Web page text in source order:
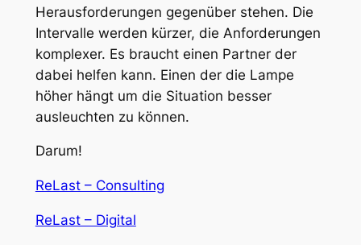
Herausforderungen gegenüber stehen. Die
Intervalle werden kürzer, die Anforderungen
komplexer. Es braucht einen Partner der
dabei helfen kann. Einen der die Lampe
höher hängt um die Situation besser
ausleuchten zu können.
Darum!
ReLast – Consulting
ReLast – Digital